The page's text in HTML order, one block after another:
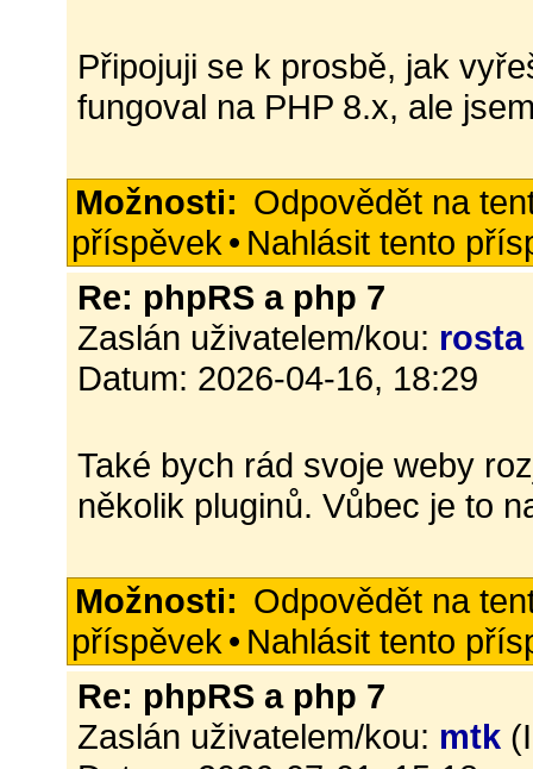
Připojuji se k prosbě, jak
fungoval na PHP 8.x, ale
Možnosti: Odpovědět na
příspěvek • Nahlásit tento
Re: phpRS a php 7
Zaslán uživatelem/kou: rosta
Datum: 2026-04-16, 18:29
Také bych rád svoje weby
několik pluginů. Vůbec je to
Možnosti: Odpovědět na
příspěvek • Nahlásit tento
Re: phpRS a php 7
Zaslán uživatelem/kou: mtk